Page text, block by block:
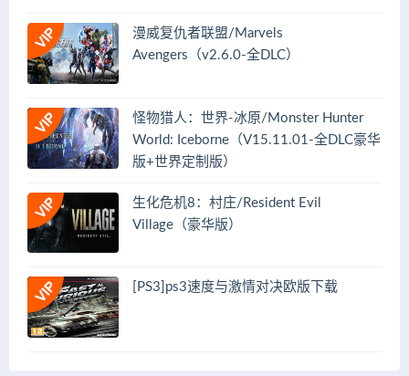
漫威复仇者联盟/Marvels
Avengers（v2.6.0-全DLC）
怪物猎人：世界-冰原/Monster Hunter
World: Iceborne（V15.11.01-全DLC豪华
版+世界定制版）
生化危机8：村庄/Resident Evil
Village（豪华版）
[PS3]ps3速度与激情对决欧版下载